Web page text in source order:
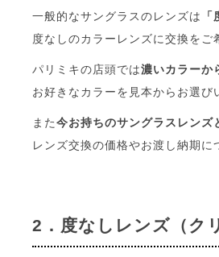
一般的なサングラスのレンズは
度なしのカラーレンズに交換をご
パリミキの店頭では濃いカラーか
お好きなカラーを見本からお選び
また今お持ちのサングラスレン
レンズ交換の価格やお渡し納期
2．度なしレンズ（ク